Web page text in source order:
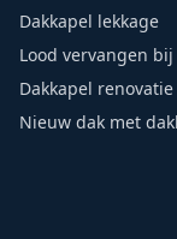
Dakkapel lekkage
Lood vervangen
Dakkapel
Nieuw dak met